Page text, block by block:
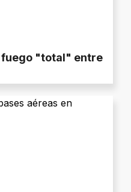
fuego "total" entre